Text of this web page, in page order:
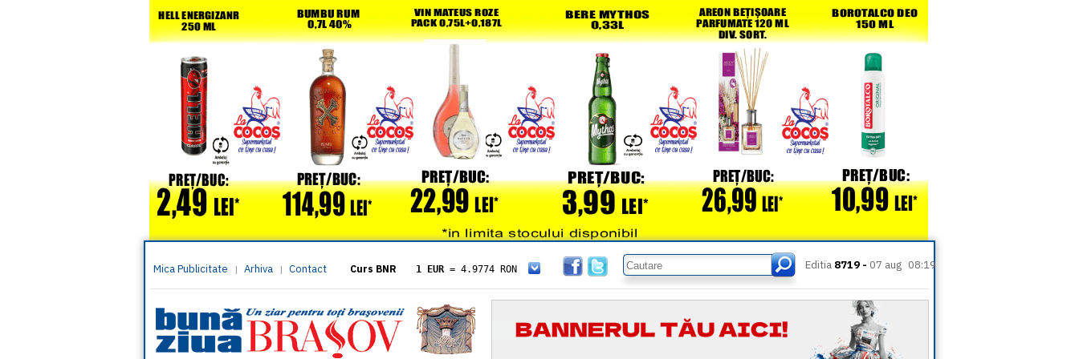
Mica Publicitate | Arhiva | Contact Curs BNR 1 EUR = 4.9774 RON
= 5.8304 RON
1 XAU= 464.4611 RON
1 AED= 1.1933 RON
1 AUD= 2.7957 RON
1 BGN= 2.5449 RON
Editia 8719 - 07 aug 08:19